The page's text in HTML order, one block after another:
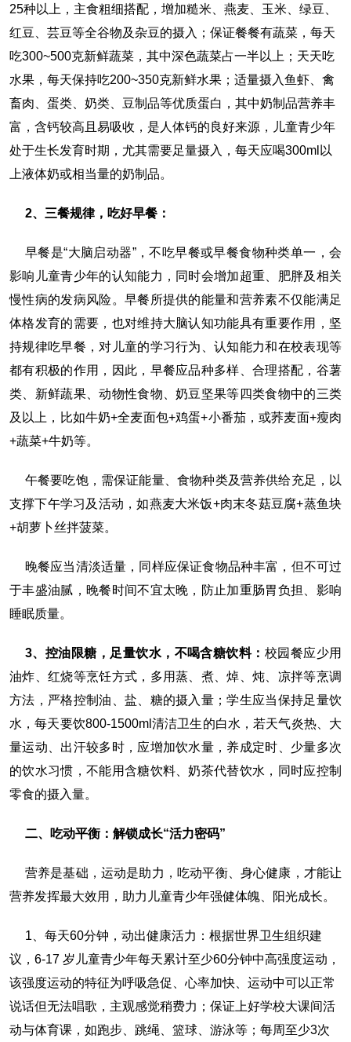
25种以上，主食粗细搭配，增加糙米、燕麦、玉米、绿豆、
红豆、芸豆等全谷物及杂豆的摄入；保证餐餐有蔬菜，每天
吃300~500克新鲜蔬菜，其中深色蔬菜占一半以上；天天吃
水果，每天保持吃200~350克新鲜水果；适量摄入鱼虾、禽
畜肉、蛋类、奶类、豆制品等优质蛋白，其中奶制品营养丰
富，含钙较高且易吸收，是人体钙的良好来源，儿童青少年
处于生长发育时期，尤其需要足量摄入，每天应喝300ml以
上液体奶或相当量的奶制品。
2、三餐规律，吃好早餐：
早餐是“大脑启动器”，不吃早餐或早餐食物种类单一，会
影响儿童青少年的认知能力，同时会增加超重、肥胖及相关
慢性病的发病风险。早餐所提供的能量和营养素不仅能满足
体格发育的需要，也对维持大脑认知功能具有重要作用，坚
持规律吃早餐，对儿童的学习行为、认知能力和在校表现等
都有积极的作用，因此，早餐应品种多样、合理搭配，谷薯
类、新鲜蔬果、动物性食物、奶豆坚果等四类食物中的三类
及以上，比如牛奶+全麦面包+鸡蛋+小番茄，或荞麦面+瘦肉
+蔬菜+牛奶等。
午餐要吃饱，需保证能量、食物种类及营养供给充足，以
支撑下午学习及活动，如燕麦大米饭+肉末冬菇豆腐+蒸鱼块
+胡萝卜丝拌菠菜。
晚餐应当清淡适量，同样应保证食物品种丰富，但不可过
于丰盛油腻，晚餐时间不宜太晚，防止加重肠胃负担、影响
睡眠质量。
3、控油限糖，足量饮水，不喝含糖饮料： 校园餐应少用
油炸、红烧等烹饪方式，多用蒸、煮、焯、炖、凉拌等烹调
方法，严格控制油、盐、糖的摄入量；学生应当保持足量饮
水，每天要饮800-1500ml清洁卫生的白水，若天气炎热、大
量运动、出汗较多时，应增加饮水量，养成定时、少量多次
的饮水习惯，不能用含糖饮料、奶茶代替饮水，同时应控制
零食的摄入量。
二、吃动平衡：解锁成长“活力密码”
营养是基础，运动是助力，吃动平衡、身心健康，才能让
营养发挥最大效用，助力儿童青少年强健体魄、阳光成长。
1、每天60分钟，动出健康活力：根据世界卫生组织建
议，6-17 岁儿童青少年每天累计至少60分钟中高强度运动，
该强度运动的特征为呼吸急促、心率加快、运动中可以正常
说话但无法唱歌，主观感觉稍费力；保证上好学校大课间活
动与体育课，如跑步、跳绳、篮球、游泳等；每周至少3次